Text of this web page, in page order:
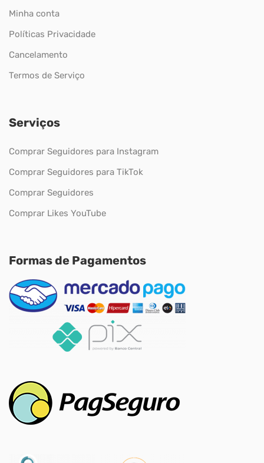
Minha conta
Políticas Privacidade
Cancelamento
Termos de Serviço
Serviços
Comprar Seguidores para Instagram
Comprar Seguidores para TikTok
Comprar Seguidores
Comprar Likes YouTube
Formas de Pagamentos